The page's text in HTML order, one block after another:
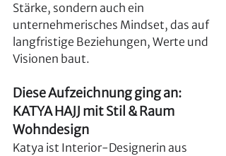
Stärke, sondern auch ein
unternehmerisches Mindset, das auf
langfristige Beziehungen, Werte und
Visionen baut.
Diese Aufzeichnung ging an:
KATYA HAJJ mit Stil & Raum
Wohndesign
Katya ist Interior-Designerin aus